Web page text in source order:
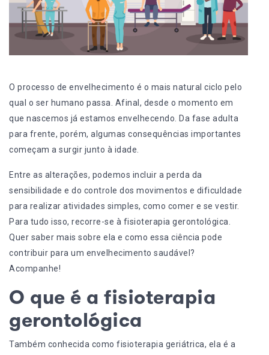
O processo de envelhecimento é o mais natural ciclo pelo
qual o ser humano passa. Afinal, desde o momento em
que nascemos já estamos envelhecendo. Da fase adulta
para frente, porém, algumas consequências importantes
começam a surgir junto à idade
Entre as alterações, podemos incluir a perda da
sensibilidade e do controle dos movimentos e dificuldade
para realizar atividades simples, como comer e se vestir.
Para tudo isso, recorre-se à fisioterapia gerontológica.
Quer saber mais sobre ela e como essa ciência pode
contribuir para um envelhecimento saudável?
Acompanhe!
O que é a fisioterapia
gerontológica
Também conhecida como fisioterapia geriátrica, ela é a